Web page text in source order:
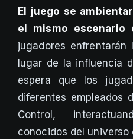
El juego se
el mismo escenario
jugadores
lugar de la influencia
espera que los
diferentes empleados
Control,
conocidos del universo